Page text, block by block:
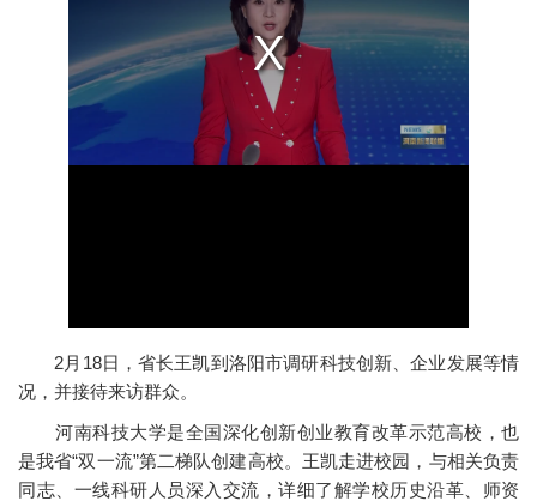
2月18日，省长王凯到洛阳市调研科技创新、企业发展等情
况，并接待来访群众。
河南科技大学是全国深化创新创业教育改革示范高校，也
是我省“双一流”第二梯队创建高校。王凯走进校园，与相关负责
同志、一线科研人员深入交流，详细了解学校历史沿革、师资